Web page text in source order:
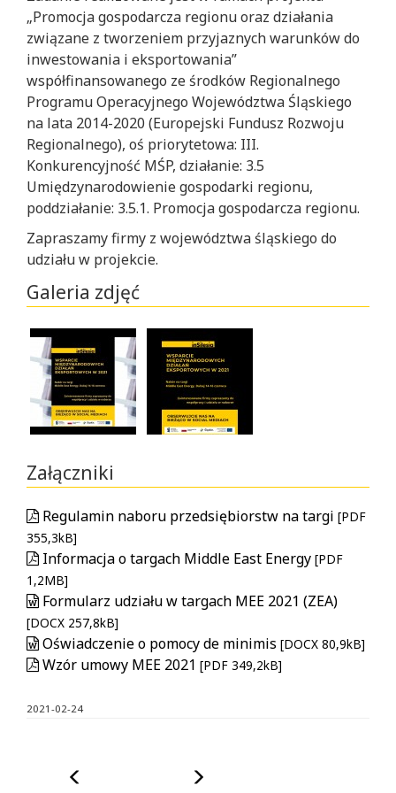
„Promocja gospodarcza regionu oraz działania
związane z tworzeniem przyjaznych warunków do
inwestowania i eksportowania”
współfinansowanego ze środków Regionalnego
Programu Operacyjnego Województwa Śląskiego
na lata 2014-2020 (Europejski Fundusz Rozwoju
Regionalnego), oś priorytetowa: III.
Konkurencyjność MŚP, działanie: 3.5
Umiędzynarodowienie gospodarki regionu,
poddziałanie: 3.5.1. Promocja gospodarcza regionu.
Zapraszamy firmy z województwa śląskiego do
udziału w projekcie.
Galeria zdjęć
Po
kliknięciu
obrazku
zostanie
otwarte
okno
modalne
z
dużą
wersją
obrazka.
Możliwe
będzie
przeglądanie
galerii
kolejnych
Korzystanie
After
clicking
the
image
a
modal
window
will
open
with
a
large
version
of
the
image.
will
Załączniki
Regulamin naboru przedsiębiorstw na targi [PDF
355,3kB]
Informacja o targach Middle East Energy [PDF
1,2MB]
Formularz udziału w targach MEE 2021 (ZEA)
[DOCX 257,8kB]
Oświadczenie o pomocy de minimis [DOCX 80,9kB]
Wzór umowy MEE 2021 [PDF 349,2kB]
2021-02-24